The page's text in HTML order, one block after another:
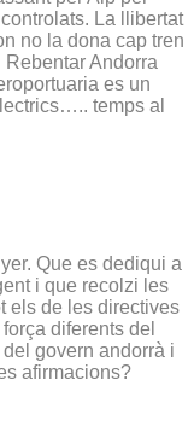
La llibertat
no la dona cap tren
Andorra
es un
temps al
Que es dediqui a
i que recolzi les
els de les directives
diferents del
govern andorrà i
afirmacions?